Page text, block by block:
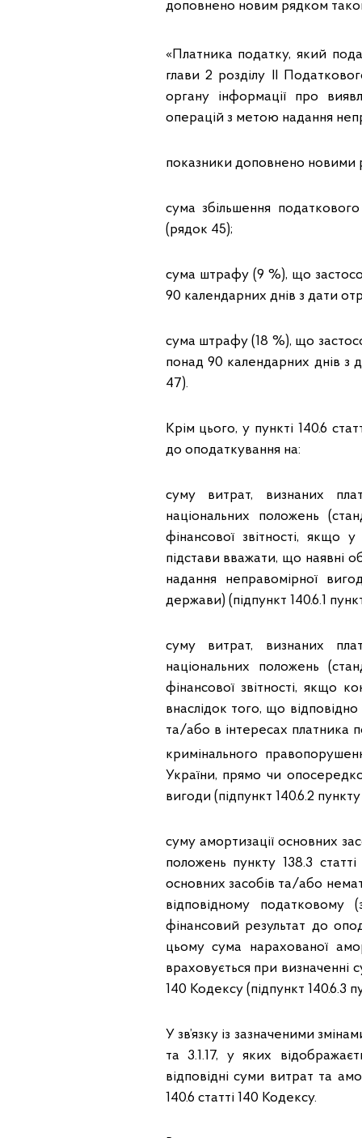
доповнено новим рядком
«Платника податку, який
глави 2 розділу ІІ
органу інформації про
операцій з метою надання
показники доповнено новими
сума збільшення
(рядок 45);
сума штрафу (9 %), що
90 календарних днів з дати
сума штрафу (18 %), що
понад 90 календарних днів з
47).
Крім цього, у пункті 140.6
до оподаткування на:
суму витрат, визнаних
національних положень
фінансової звітності, якщо
підстави вважати, що наявні
надання неправомірної
держави) (підпункт 140.6.1
суму витрат, визнаних
національних положень
фінансової звітності, якщо
внаслідок того, що
та/або в інтересах платника
кримінального
України, прямо чи
вигоди (підпункт 140.6.2
суму амортизації основних
положень пункту 138.3
основних засобів та/або
відповідному податковому
фінансовий результат до
цьому сума нарахованої
враховується при визначенні
140 Кодексу (підпункт 140.6.3
У зв’язку із зазначеними
та 3.1.17, у яких
відповідні суми витрат та
140.6 статті 140 Кодексу.